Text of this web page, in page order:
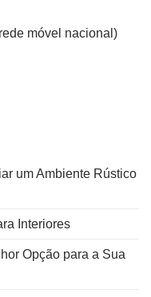
móvel nacional )
um Ambiente Rústico
Interiores
Opção para a Sua